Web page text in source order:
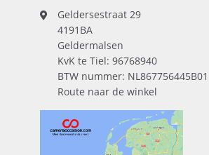
Geldersestraat 29
4191BA
Geldermalsen
KvK te Tiel: 96768940
BTW nummer: NL867756445B01
Route naar de winkel